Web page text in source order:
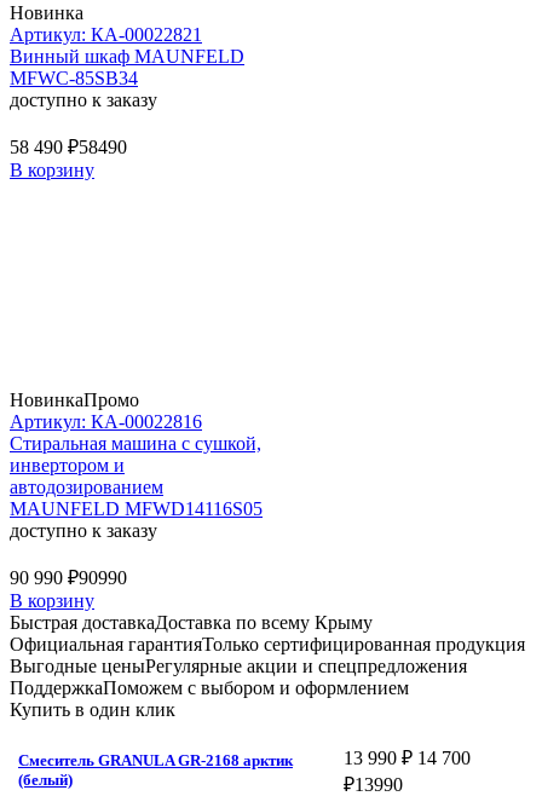
Новинка
Артикул: КА-00022821
Винный шкаф MAUNFELD
MFWC-85SB34
доступно к заказу
58 490 ₽58490
В корзину
НовинкаПромо
Артикул: КА-00022816
Стиральная машина c сушкой,
инвертором и
автодозированием
MAUNFELD MFWD14116S05
доступно к заказу
90 990 ₽90990
В корзину
Быстрая доставкаДоставка по всему Крыму
Официальная гарантияТолько сертифицированная продукция
Выгодные ценыРегулярные акции и спецпредложения
ПоддержкаПоможем с выбором и оформлением
Купить в один клик
Смеситель GRANULA GR-2168 арктик
(белый)
13 990 ₽ 14 700
₽13990